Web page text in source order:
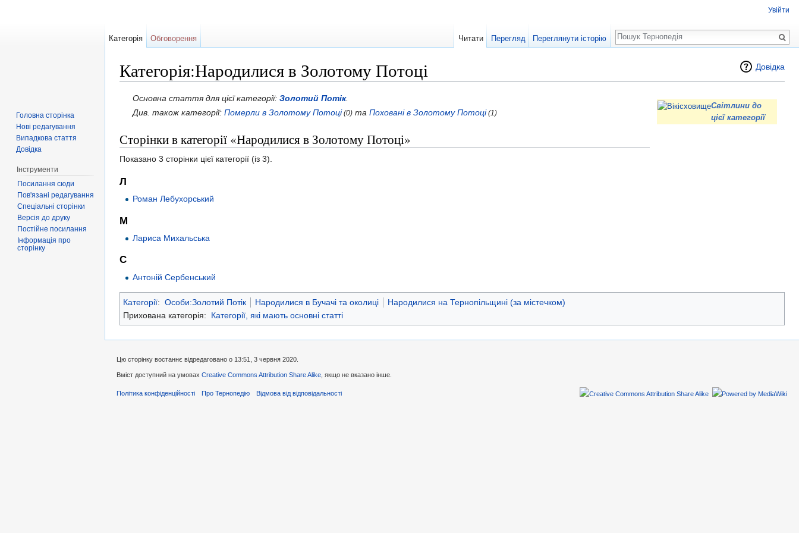
Довідка
Категорія:Народилися в Золотому Потоці
Світлини до
цієї категорії
Основна стаття для цієї категорії:Золотий Потік.
Див. також категорії:Померли в Золотому Потоці(0) таПоховані в Золотому Потоці(1)
Сторінки в категорії «Народилися в Золотому Потоці»
Показано 3 сторінки цієї категорії (із 3).
Л
Роман Лебухорський
М
Лариса Михальська
С
Антоній Сербенський
Категорії: Особи:Золотий Потік Народилися в Бучачі та околиці
Народилися на Тернопільщині (за містечком)
Прихована категорія:
Категорії, які мають основні статті
Увійти
Категорія Обговорення Читати Перегляд Переглянути історію
Пошук
Головна сторінка
Нові редагування
Випадкова стаття
Довідка
Інструменти
Посилання сюди
Пов'язані редагування
Спеціальні сторінки
Версія до друку
Постійне посилання
Інформація про
сторінку
Цю сторінку востаннє відредаговано о 13:51, 3 червня 2020.
Вміст доступний на умовах Creative Commons Attribution Share Alike, якщо не вказано інше.
Політика конфіденційності Про Тернопедію Відмова від відповідальності